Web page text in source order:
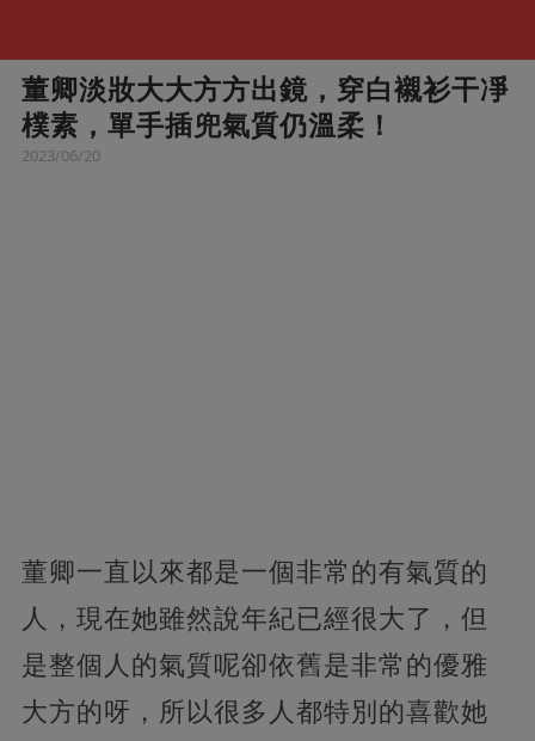
董卿淡妝大大方方出鏡，穿白襯衫干凈
樸素，單手插兜氣質仍溫柔！
2023/06/20
董卿一直以來都是一個非常的有氣質的
人，現在她雖然說年紀已經很大了，但
是整個人的氣質呢卻依舊是非常的優雅
大方的呀，所以很多人都特別的喜歡她